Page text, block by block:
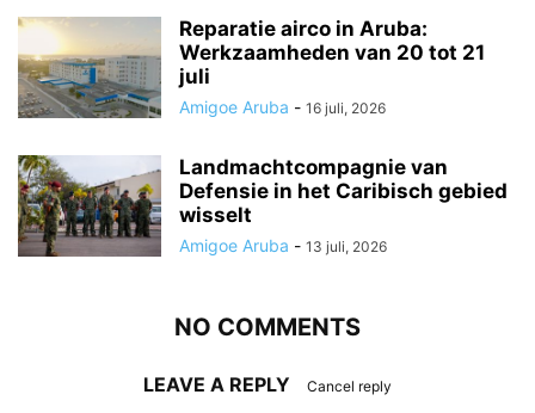
Reparatie airco in Aruba:
Werkzaamheden van 20 tot 21
juli
Amigoe Aruba - 16 juli, 2026
Landmachtcompagnie van
Defensie in het Caribisch gebied
wisselt
Amigoe Aruba - 13 juli, 2026
NO COMMENTS
LEAVE A REPLY Cancel reply